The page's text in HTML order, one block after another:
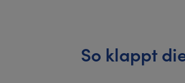
So klappt